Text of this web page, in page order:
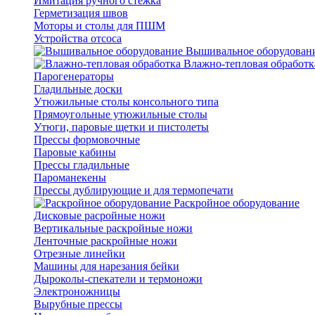
Герметизация швов
Моторы и столы для ПШМ
Устройства отсоса
Вышивальное
Влажно-тепловая
Парогенераторы
Гладильные доски
Утюжильные столы консольного типа
Прямоугольные утюжильные столы
Утюги, паровые щетки и пистолеты
Прессы формовочные
Паровые кабины
Прессы гладильные
Пароманекены
Прессы дублирующие и для термопечати
Раскройное оборудование
Дисковые расройные ножи
Вертикальные раскройные ножи
Ленточные раскройные ножи
Отрезные линейки
Машины для нарезания бейки
Дыроколы-спекатели и термоножи
Электроножницы
Вырубные прессы